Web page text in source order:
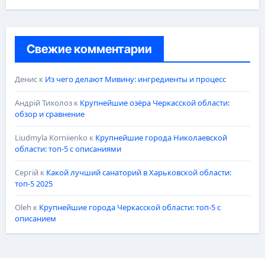
Свежие комментарии
Дениск Из чего делают Мивину: ингредиенты и процесс
Андрій Тихолозк Крупнейшие озёра Черкасской области:
обзор и сравнение
Liudmyla Korniienko к Крупнейшие города Николаевской
области: топ-5 с описаниями
Сергійк Какой лучший санаторий в Харьковской области:
топ-5 2025
Oleh к Крупнейшие города Черкасской области: топ-5 с
описанием